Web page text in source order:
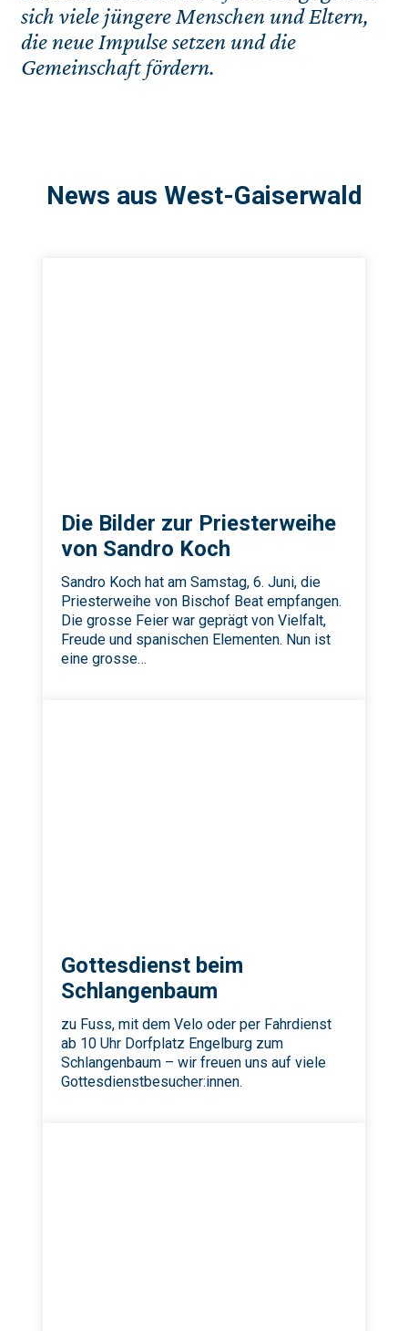
sich viele jüngere Menschen und Eltern,
die neue Impulse setzen und die
Gemeinschaft fördern.
News aus West-Gaiserwald
Die Bilder zur Priesterweihe
von Sandro Koch
Sandro Koch hat am Samstag, 6. Juni, die
Priesterweihe von Bischof Beat empfangen.
Die grosse Feier war geprägt von Vielfalt,
Freude und spanischen Elementen. Nun ist
eine grosse…
Gottesdienst beim
Schlangenbaum
zu Fuss, mit dem Velo oder per Fahrdienst
ab 10 Uhr Dorfplatz Engelburg zum
Schlangenbaum – wir freuen uns auf viele
Gottesdienstbesucher:innen.